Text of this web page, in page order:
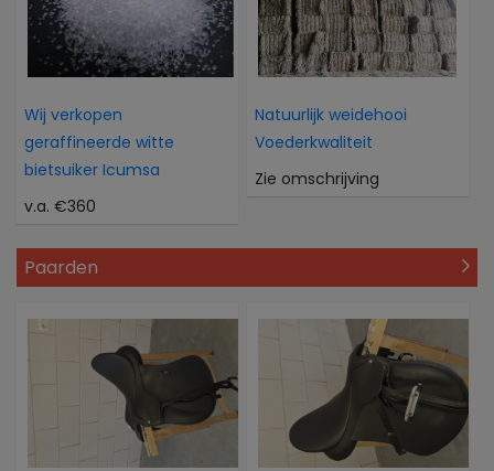
Wij verkopen
geraffineerde witte
bietsuiker Icumsa
v.a. €360
Natuurlijk weidehooi
Voederkwaliteit
Zie omschrijving
Paarden